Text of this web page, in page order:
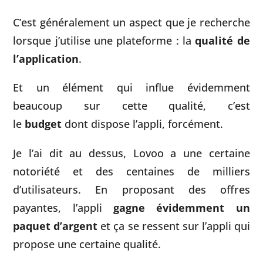
C’est généralement un aspect que je recherche
lorsque j’utilise une plateforme : laqualité de
l’application.
Et un élément qui influe évidemment
beaucoup sur cette qualité, c’est
le budget dont dispose l’appli, forcément.
Je l’ai dit au dessus, Lovoo a une certaine
notoriété et des centaines de milliers
d’utilisateurs. En proposant des offres
payantes, l’appli gagne évidemment un
paquet d’argent et ça se ressent sur l’appli qui
propose une certaine qualité.